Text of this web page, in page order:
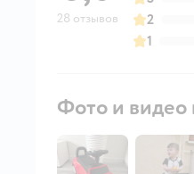
28 отзывов
2
1
Фото и видео